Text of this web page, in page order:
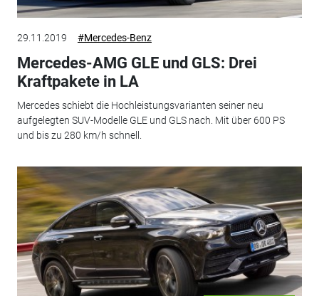
29.11.2019 #Mercedes-Benz
Mercedes-AMG GLE und GLS: Drei
Kraftpakete in LA
Mercedes schiebt die Hochleistungsvarianten seiner neu
aufgelegten SUV-Modelle GLE und GLS nach. Mit über 600 PS
und bis zu 280 km/h schnell.